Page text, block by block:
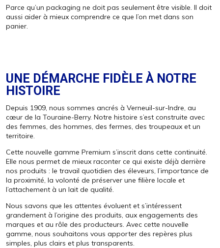
Parce qu’un packaging ne doit pas seulement être visible. Il doit
aussi aider à mieux comprendre ce que l’on met dans son
panier.
UNE DÉMARCHE FIDÈLE À NOTRE
HISTOIRE
Depuis 1909, nous sommes ancrés à Verneuil-sur-Indre, au
cœur de la Touraine-Berry. Notre histoire s’est construite avec
des femmes, des hommes, des fermes, des troupeaux et un
territoire.
Cette nouvelle gamme Premium s’inscrit dans cette continuité.
Elle nous permet de mieux raconter ce qui existe déjà derrière
nos produits : le travail quotidien des éleveurs, l’importance de
la proximité, la volonté de préserver une filière locale et
l’attachement à un lait de qualité.
Nous savons que les attentes évoluent et s’intéressent
grandement à l’origine des produits, aux engagements des
marques et au rôle des producteurs. Avec cette nouvelle
gamme, nous souhaitons vous apporter des repères plus
simples, plus clairs et plus transparents.